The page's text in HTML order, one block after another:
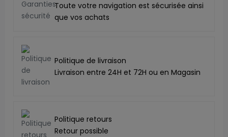
Toute votre navigation est sécurisée ainsi
que vos achats
Politique de livraison
Livraison entre 24H et 72H ou en Magasin
Politique retours
Retour possible